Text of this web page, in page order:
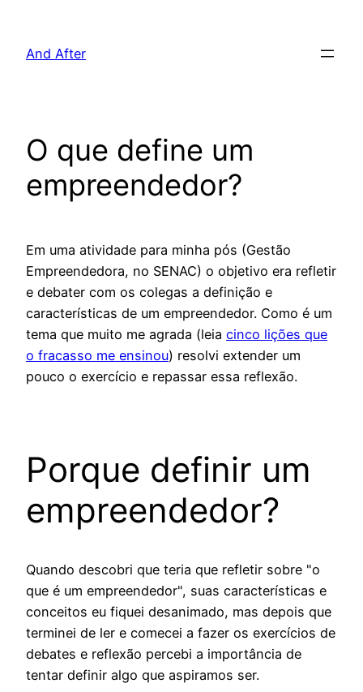
And After
O que define um
empreendedor?
Em uma atividade para minha pós (Gestão
Empreendedora, no SENAC) o objetivo era refletir
e debater com os colegas a definição e
características de um empreendedor. Como é um
tema que muito me agrada (leia cinco lições que
o fracasso me ensinou) resolvi extender um
pouco o exercício e repassar essa reflexão.
Porque definir um
empreendedor?
Quando descobri que teria que refletir sobre "o
que é um empreendedor", suas características e
conceitos eu fiquei desanimado, mas depois que
terminei de ler e comecei a fazer os exercícios de
debates e reflexão percebi a importância de
tentar definir algo que aspiramos ser.